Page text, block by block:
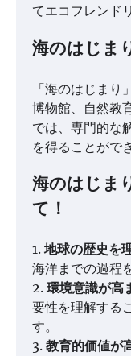
てエコフレンド
海のはじま
「海のはじま
博物館、自然教
では、専門的な
を得ることがで
海のはじま
て！
1. 地球の歴史を
海洋までの過程
2. 環境意識が高
要性を理解する
す。
3. 教育的価値が